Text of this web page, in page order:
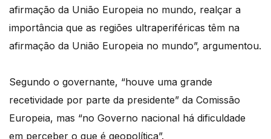
afirmação da União Europeia no mundo, realçar a
importância que as regiões ultraperiféricas têm na
afirmação da União Europeia no mundo”, argumentou.
Segundo o governante, “houve uma grande
recetividade por parte da presidente” da Comissão
Europeia, mas “no Governo nacional há dificuldade
em perceber o que é geopolítica”.